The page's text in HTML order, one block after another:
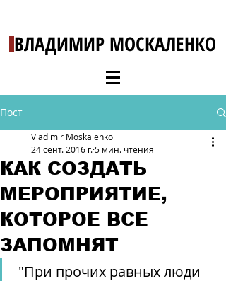
ВЛАДИМИР МОСКАЛЕНКО
Пост
КАК СОЗДАТЬ
МЕРОПРИЯТИЕ,
КОТОРОЕ ВСЕ
ЗАПОМНЯТ
Vladimir Moskalenko
24 сент. 2016 г.5 мин. чтения